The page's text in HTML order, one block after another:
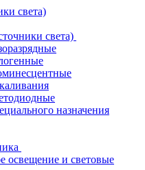
света)
света)
назначения
освещение и световые